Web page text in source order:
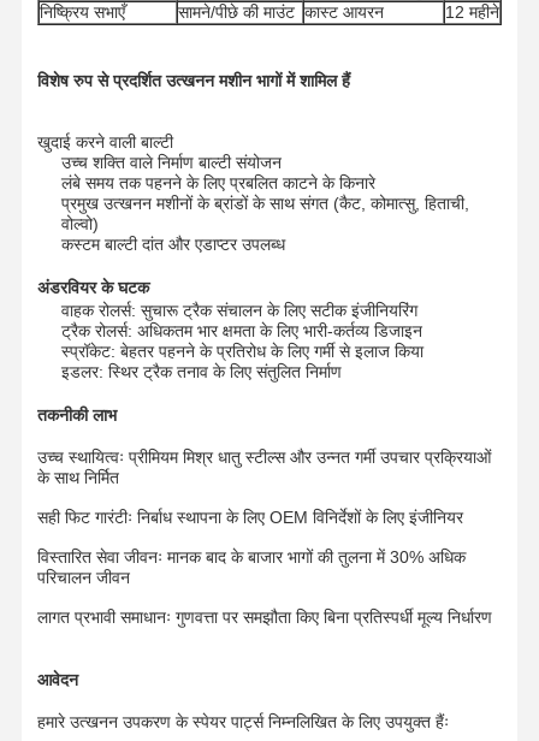
निष्क्रिय सभाएँ
सामने/पीछे की माउंट कास्ट आयरन 12 महीने
विशेष रुप से प्रदर्शित उत्खनन मशीन भागों में शामिल हैं
खुदाई करने वाली बाल्टी
उच्च शक्ति वाले निर्माण बाल्टी संयोजन
लंबे समय तक पहनने के लिए प्रबलित काटने के किनारे
प्रमुख उत्खनन मशीनों के ब्रांडों के साथ संगत (कैट, कोमात्सु, हिताची,
वोल्वो)
कस्टम बाल्टी दांत और एडाप्टर उपलब्ध
अंडरवियर के घटक
वाहक रोलर्स: सुचारू ट्रैक संचालन के लिए सटीक इंजीनियरिंग
ट्रैक रोलर्स: अधिकतम भार क्षमता के लिए भारी-कर्तव्य डिजाइन
स्प्रॉकेट: बेहतर पहनने के प्रतिरोध के लिए गर्मी से इलाज किया
इडलर: स्थिर ट्रैक तनाव के लिए संतुलित निर्माण
तकनीकी लाभ
उच्च स्थायित्वः प्रीमियम मिश्र धातु स्टील्स और उन्नत गर्मी उपचार प्रक्रियाओं
के साथ निर्मित
सही फिट गारंटीः निर्बाध स्थापना के लिए OEM विनिर्देशों के लिए इंजीनियर
विस्तारित सेवा जीवनः मानक बाद के बाजार भागों की तुलना में 30% अधिक
परिचालन जीवन
लागत प्रभावी समाधानः गुणवत्ता पर समझौता किए बिना प्रतिस्पर्धी मूल्य निर्धारण
आवेदन
हमारे उत्खनन उपकरण के स्पेयर पार्ट्स निम्नलिखित के लिए उपयुक्त हैंः